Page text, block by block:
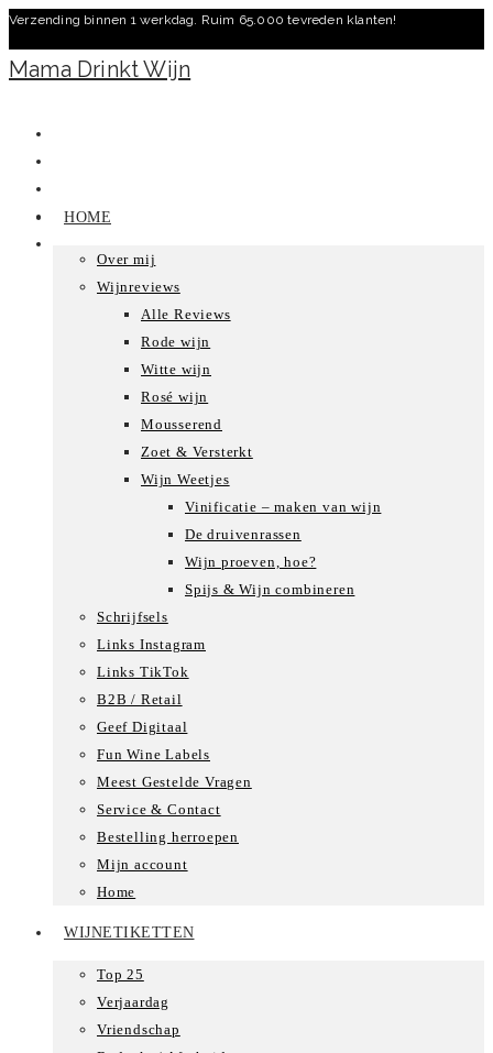
Ga
naar
inhoud
Verzending binnen 1 werkdag. Ruim 65.000 tevreden klanten!
Mama Drinkt Wijn
HOME
Over mij
Wijnreviews
Alle Reviews
Rode wijn
Witte wijn
Rosé wijn
Mousserend
Zoet & Versterkt
Wijn Weetjes
Vinificatie – maken van wijn
De druivenrassen
Wijn proeven, hoe?
Spijs & Wijn combineren
Schrijfsels
Links Instagram
Links TikTok
B2B / Retail
Geef Digitaal
Fun Wine Labels
Meest Gestelde Vragen
Service & Contact
Bestelling herroepen
Mijn account
Home
WIJNETIKETTEN
Top 25
Verjaardag
Vriendschap